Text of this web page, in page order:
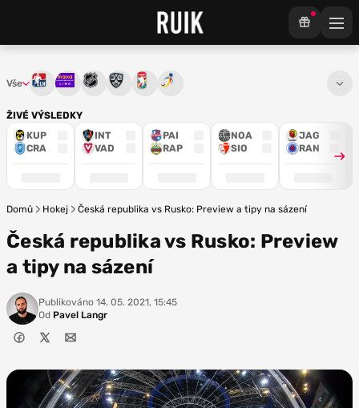
ŽIVÉ VÝSLEDKY
KUP
CRA
INT
VAD
PAI
RAP
NOA
SIO
JAG
RAN
Vše Tipsport extraliga
Maxa ligaNHL KHL Mistrovství světa
Domů Hokej Česká republika vs Rusko: Preview a tipy na sázení
Česká republika vs Rusko: Preview
a tipy na sázení
Publikováno 14. 05. 2021, 15:45
Od Pavel Langr